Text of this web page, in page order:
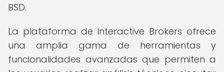
BSD.
La plataforma de Interactive Brokers ofrece
una amplia gama de herramientas y
funcionalidades avanzadas que permiten a